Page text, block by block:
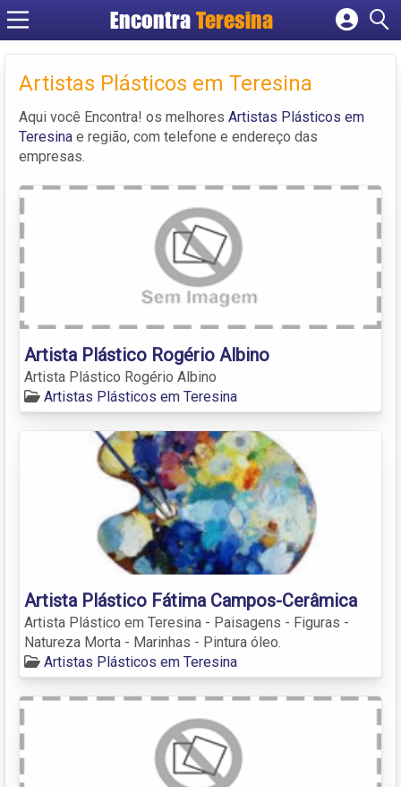
EncontraTeresina
Cadastrar empresa
Criar conta
Artistas Plásticos em Teresina
Aqui você Encontra! os melhores Artistas Plásticos em
Teresina e região, com telefone e endereço das
empresas.
Artista Plástico Rogério Albino
Artista Plástico Rogério Albino
Artistas Plásticos em Teresina
Artista Plástico Fátima Campos-Cerâmica
Artista Plástico em Teresina - Paisagens - Figuras -
Natureza Morta - Marinhas - Pintura óleo.
Artistas Plásticos em Teresina